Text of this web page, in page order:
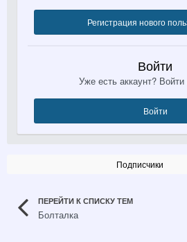
Регистрация нового
Войти
Уже есть аккаунт?
Войти
Подписчики
ПЕРЕЙТИ К СПИСКУ ТЕМ
Болталка